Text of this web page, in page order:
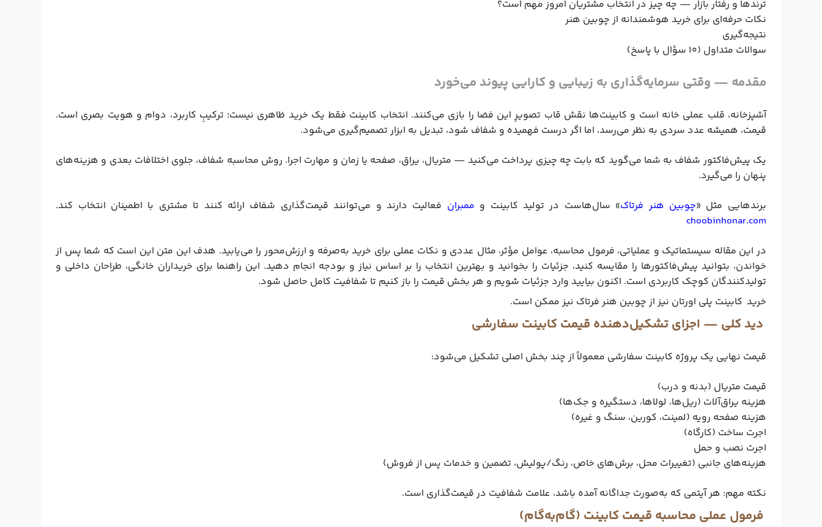
ترندها و رفتار بازار — چه چیز در انتخاب مشتریان امروز مهم است؟
نکات حرفه‌ای برای خرید هوشمندانه از چوبین هنر
نتیجه‌گیری
سوالات متداول (۱۰ سؤال با پاسخ)
مقدمه — وقتی سرمایه‌گذاری به زیبایی و کارایی پیوند می‌خورد
آشپزخانه، قلب عملی خانه است و کابینت‌ها نقش قاب تصویرِ این فضا را بازی می‌کنند. انتخاب کابینت فقط یک خرید ظاهری نیست؛ ترکیبِ کاربرد، دوام و هویت بصری است.
قیمت، همیشه عدد سردی به نظر می‌رسد، اما اگر درست فهمیده و شفاف شود، تبدیل به ابزار تصمیم‌گیری می‌شود.
یک پیش‌فاکتور شفاف به شما می‌گوید که بابت چه چیزی پرداخت می‌کنید — متریال، یراق، صفحه یا زمان و مهارت اجرا. روش محاسبه شفاف، جلوی اختلافات بعدی و هزینه‌های
پنهان را می‌گیرد.
برندهایی مثل «چوبین هنر فرتاک» سال‌هاست در تولید کابینت و ممبران فعالیت دارند و می‌توانند قیمت‌گذاری شفاف ارائه کنند تا مشتری با اطمینان انتخاب کند.
choobinhonar.com
در این مقاله سیستماتیک و عملیاتی، فرمول محاسبه، عوامل مؤثر، مثال عددی و نکات عملی برای خرید به‌صرفه و ارزش‌محور را می‌یابید. هدف این متن این است که شما پس از
خواندن، بتوانید پیش‌فاکتورها را مقایسه کنید، جزئیات را بخوانید و بهترین انتخاب را بر اساس نیاز و بودجه انجام دهید. این راهنما برای خریداران خانگی، طراحان داخلی و
تولیدکنندگان کوچک کاربردی است. اکنون بیایید وارد جزئیات شویم و هر بخش قیمت را باز کنیم تا شفافیت کامل حاصل شود.
خرید کابینت پلی اورتان نیز از چوبین هنر فرتاک نیز ممکن است.
دید کلی — اجزای تشکیل‌دهنده قیمت کابینت سفارشی
قیمت نهایی یک پروژه کابینت سفارشی معمولاً از چند بخش اصلی تشکیل می‌شود:
قیمت متریال (بدنه و درب)
هزینه یراق‌آلات (ریل‌ها، لولاها، دستگیره و جک‌ها)
هزینه صفحه رویه (لمینت، کورین، سنگ و غیره)
اجرت ساخت (کارگاه)
اجرت نصب و حمل
هزینه‌های جانبی (تغییرات محل، برش‌های خاص، رنگ/پولیش، تضمین و خدمات پس از فروش)
نکته مهم: هر آیتمی که به‌صورت جداگانه آمده باشد، علامت شفافیت در قیمت‌گذاری است.
فرمول عملی محاسبه قیمت کابینت (گام‌به‌گام)